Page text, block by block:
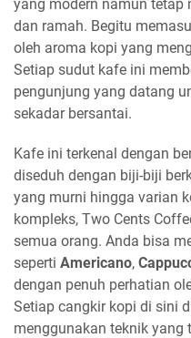
yang modern namun tetap
dan ramah. Begitu
oleh aroma kopi yang
Setiap sudut kafe ini
pengunjung yang datang
sekadar bersantai.
Kafe ini terkenal dengan
diseduh dengan biji-biji
yang murni hingga varian
kompleks, Two Cents
semua orang. Anda bisa
seperti Americano,
dengan penuh perhatian
Setiap cangkir kopi di sini
menggunakan teknik